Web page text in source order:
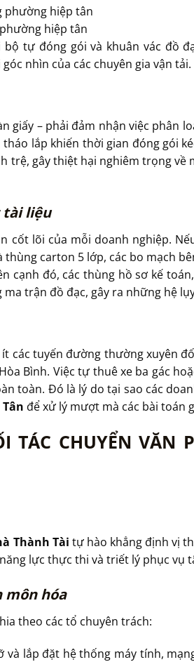
hiệp tân
tự đóng gói và khuân vác đồ
nhìn của các chuyên gia vận tải.
giấy – phải đảm nhận việc phân
lắp khiến thời gian đóng gói
trệ, gây thiệt hại nghiêm trọng về
tài liệu
cốt lõi của mỗi doanh nghiệp.
carton 5 lớp, các bo mạch
cạnh đó, các thùng hồ sơ kế
trận đồ đạc, gây ra những hệ
các tuyến đường thường xuyên
Bình. Việc tự thuê xe ba gác
toàn. Đó là lý do tại sao các
để xử lý mượt mà các bài toán
CHUYỂN VĂN
Thành Tài tự hào khẳng định vị
lực thực thi và triết lý phục vụ
môn hóa
theo các tổ chuyên trách:
lắp đặt hệ thống máy tính,